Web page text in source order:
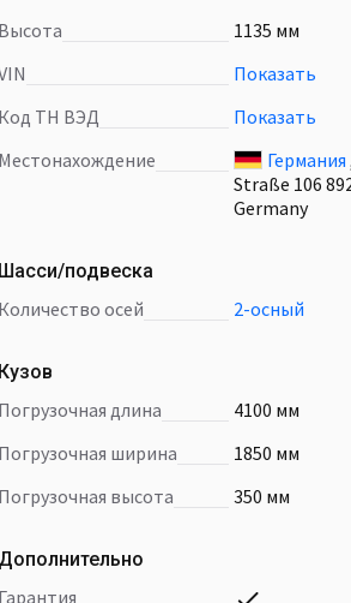
Высота
1135 мм
VIN
Показать
Код ТН ВЭД
Показать
Местонахождение
Германия
Straße 106
Germany
Шасси/подвеска
количество осей 2-осный
Кузов
погрузочная длина
4100 мм
погрузочная ширина
1850 мм
погрузочная высота
350 мм
Дополнительно
гарантия